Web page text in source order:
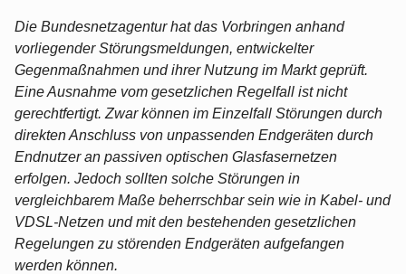
Die Bundesnetzagentur hat das Vorbringen anhand
vorliegender Störungsmeldungen, entwickelter
Gegenmaßnahmen und ihrer Nutzung im Markt geprüft.
Eine Ausnahme vom gesetzlichen Regelfall ist nicht
gerechtfertigt. Zwar können im Einzelfall Störungen durch
direkten Anschluss von unpassenden Endgeräten durch
Endnutzer an passiven optischen Glasfasernetzen
erfolgen. Jedoch sollten solche Störungen in
vergleichbarem Maße beherrschbar sein wie in Kabel- und
VDSL-Netzen und mit den bestehenden gesetzlichen
Regelungen zu störenden Endgeräten aufgefangen
werden können.